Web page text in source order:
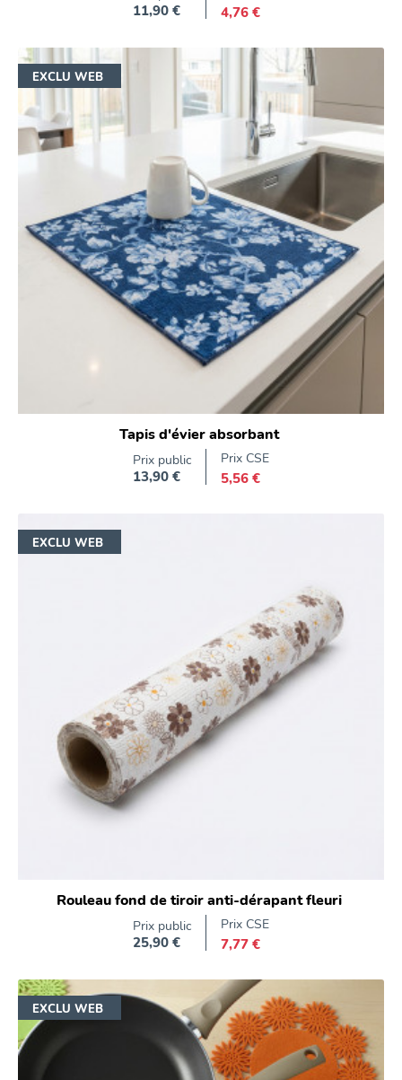
Prix
11,90 € 4,76 €
Tapis d'évier absorbant
Prix public
Prix
13,90 €
Prix CSE
5,56 €
EXCLU WEB
Rouleau fond de tiroir anti-dérapant fleuri
Prix public
Prix
25,90 €
Prix CSE
7,77 €
EXCLU WEB
EXCLU WEB